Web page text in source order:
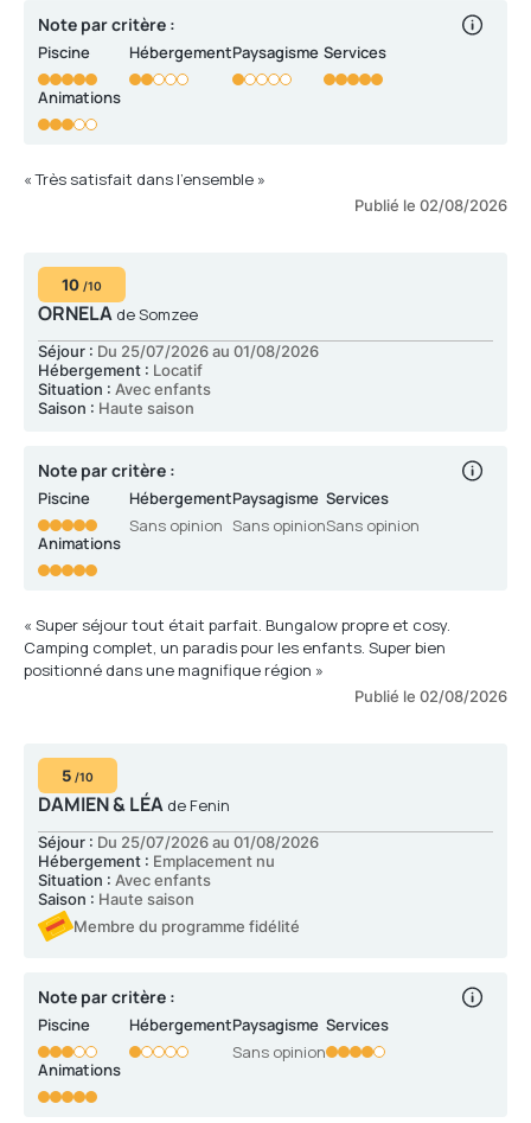
Note par critère :
Piscine Hébergement Paysagisme Services
Animations
« Très satisfait dans l’ensemble »
Publié le 02/08/2026
10 /10
ORNELA de Somzee
Séjour : Du 25/07/2026 au 01/08/2026
Hébergement : Locatif
Situation : Avec enfants
Saison : Haute saison
Note par critère :
Piscine
Hébergement
Sans opinion
Paysagisme
Sans opinion
Services
Sans opinion
Animations
« Super séjour tout était parfait. Bungalow propre et cosy.
Camping complet, un paradis pour les enfants. Super bien
positionné dans une magnifique région »
Publié le 02/08/2026
5 /10
DAMIEN & LÉA de Fenin
Séjour : Du 25/07/2026 au 01/08/2026
Hébergement : Emplacement nu
Situation : Avec enfants
Saison : Haute saison
Membre du programme fidélité
Note par critère :
Piscine Hébergement Paysagisme
Sans opinion
Services
Animations